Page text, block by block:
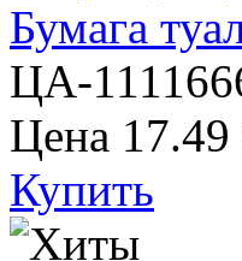
Бумага
ЦА-
Цена 17.49
Купить